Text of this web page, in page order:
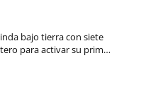
bajo tierra con siete
para activar su prim…